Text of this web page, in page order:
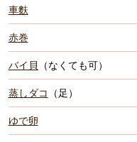
車麩
赤巻
バイ貝 （なくても可）
蒸しダコ （足）
ゆで卵